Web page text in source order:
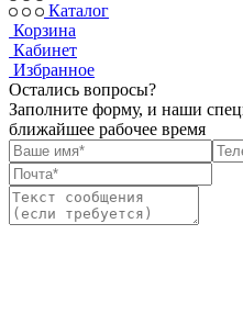
Каталог
Корзина
Кабинет
Избранное
Остались вопросы?
Заполните форму, и наши
ближайшее рабочее время